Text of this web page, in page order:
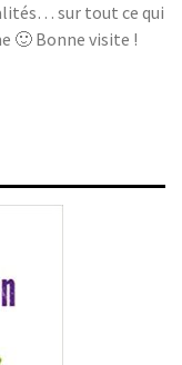
sur tout ce qui
🙂 Bonne visite !